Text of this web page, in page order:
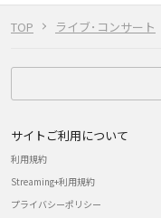
TOP ライブ･コンサート
サイトご利用について
利用規約
Streaming+利用規約
プライバシーポリシー